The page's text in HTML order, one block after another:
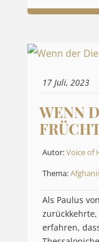
17 Juli, 2023
WENN
Autor:Voice of
Thema:
Als Paulus
erfahren,